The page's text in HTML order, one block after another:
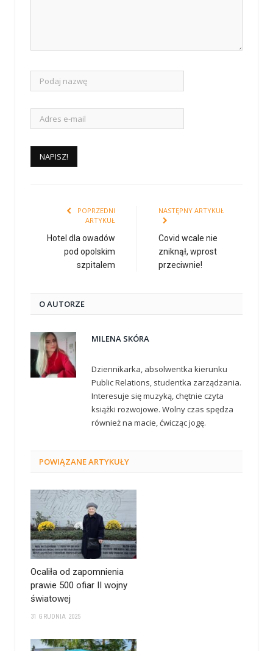
POPRZEDNI
ARTYKUŁ
Hotel dla owadów
pod opolskim
szpitalem
NASTĘPNY ARTYKUŁ
Covid wcale nie
zniknął, wprost
przeciwnie!
O AUTORZE
MILENA SKÓRA
Dziennikarka, absolwentka kierunku
Public Relations, studentka zarządzania.
Interesuje się muzyką, chętnie czyta
książki rozwojowe. Wolny czas spędza
również na macie, ćwicząc jogę.
POWIĄZANEARTYKUŁY
Ocaliła od zapomnienia
prawie 500 ofiar II wojny
światowej
31 GRUDNIA 2025